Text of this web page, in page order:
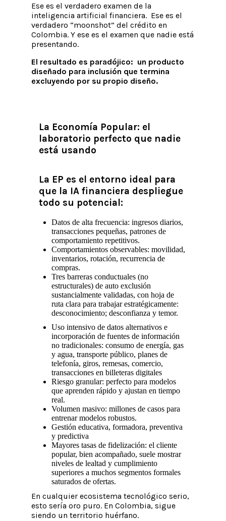
Ese es el verdadero examen de la
inteligencia artificial financiera. Ese es el
verdadero “moonshot” del crédito en
Colombia. Y ese es el examen que nadie está
presentando.
El resultado es paradójico: un producto
diseñado para inclusión que termina
excluyendo por su propio diseño.
La Economía Popular: el
laboratorio perfecto que nadie
está usando
La EP es el entorno ideal para
que la IA financiera despliegue
todo su potencial:
Datos de alta frecuencia: ingresos diarios,
transacciones pequeñas, patrones de
comportamiento repetitivos.
Comportamientos observables: movilidad,
inventarios, rotación, recurrencia de
compras.
Tres barreras conductuales (no
estructurales) de auto exclusión
sustancialmente validadas, con hoja de
ruta clara para trabajar estratégicamente:
desconocimiento; desconfianza y temor.
Uso intensivo de datos alternativos e
incorporación de fuentes de información
no tradicionales: consumo de energía, gas
y agua, transporte público, planes de
telefonía, giros, remesas, comercio,
transacciones en billeteras digitales
Riesgo granular: perfecto para modelos
que aprenden rápido y ajustan en tiempo
real.
Volumen masivo: millones de casos para
entrenar modelos robustos.
Gestión educativa, formadora, preventiva
y predictiva
Mayores tasas de fidelización: el cliente
popular, bien acompañado, suele mostrar
niveles de lealtad y cumplimiento
superiores a muchos segmentos formales
saturados de ofertas.
En cualquier ecosistema tecnológico serio,
esto sería oro puro. En Colombia, sigue
siendo un territorio huérfano.